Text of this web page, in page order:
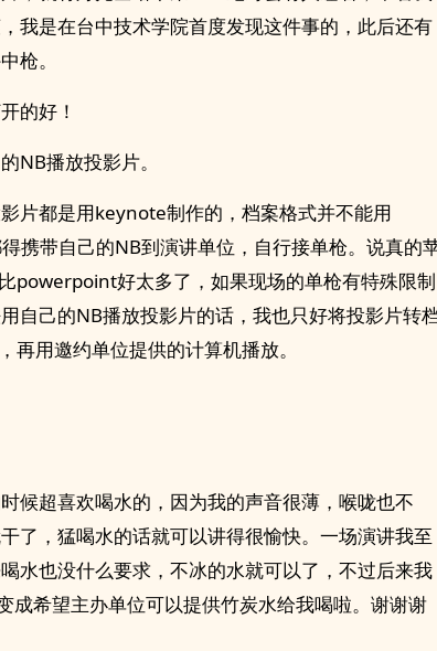
我是在台中技术学院首度发现这件事的，此后还有
枪。
的好！
NB播放投影片。
片都是用keynote制作的，档案格式并不能用
携带自己的NB到演讲单位，自行接单枪。说真的
powerpoint好太多了，如果现场的单枪有特殊限制
自己的NB播放投影片的话，我也只好将投影片转
再用邀约单位提供的计算机播放。
候超喜欢喝水的，因为我的声音很薄，喉咙也不
了，猛喝水的话就可以讲得很愉快。一场演讲我至
水也没什么要求，不冰的水就可以了，不过后来我
成希望主办单位可以提供竹炭水给我喝啦。谢谢谢